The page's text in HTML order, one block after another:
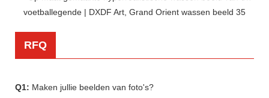
RFQ
Q1: Maken jullie beelden van foto's?